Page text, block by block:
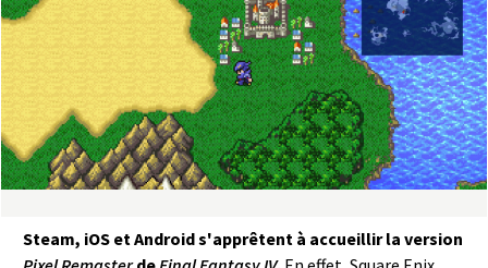
a
s
y
Steam, iOS et Android s'apprêtent à accueillir la version